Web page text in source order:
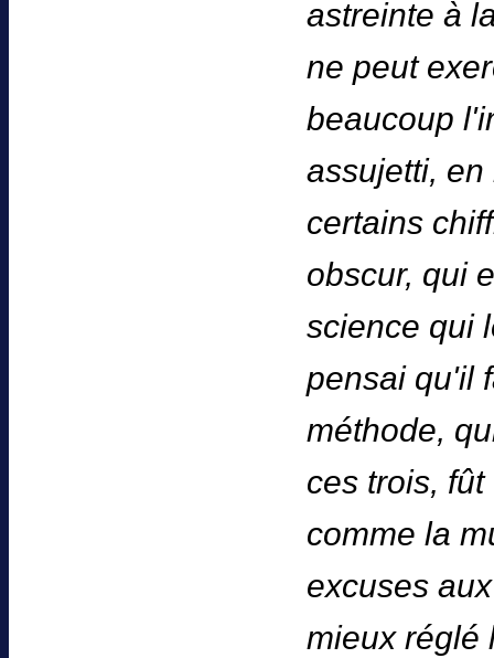
astreinte à
ne peut
beaucoup
assujetti,
certains
obscur, qui
science qui
pensai qu'il
méthode,
ces trois,
comme la
excuses
mieux réglé